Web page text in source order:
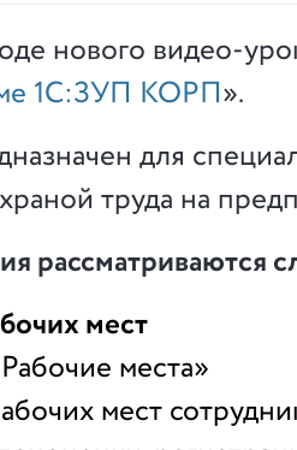
нового видео-
1С:ЗУП КОРП».
для
труда на
рассматриваются
мест
места»
мест